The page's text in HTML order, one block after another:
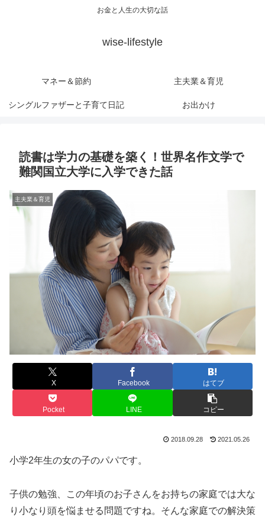
お金と人生の大切な話
wise-lifestyle
マネー＆節約 主夫業＆育児
シングルファザーと子育て日記 お出かけ
読書は学力の基礎を築く！世界名作文学で
難関国立大学に入学できた話
主夫業＆育児
X Facebook はてブ
Pocket LINE コピー
2018.09.28 2021.05.26
小学2年生の女の子のパパです。
子供の勉強、この年頃のお子さんをお持ちの家庭では大な
り小なり頭を悩ませる問題ですね。そんな家庭での解決策